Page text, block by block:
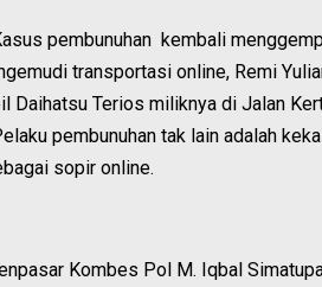
pembunuhan kembali
transportasi online, Remi
Daihatsu Terios miliknya di Jalan
pembunuhan tak lain adalah
sopir online.
Kombes Pol M. Iqbal